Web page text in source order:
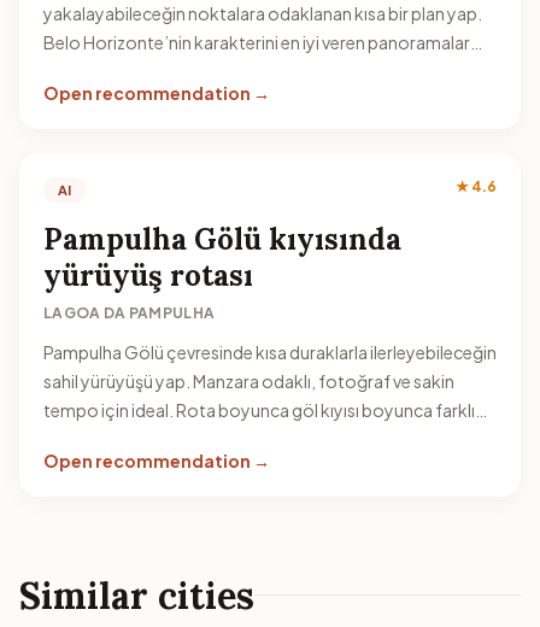
yakalayabileceğin noktalara odaklanan kısa bir plan yap.
Belo Horizonte’nin karakterini en iyi veren panoramalar
Open recommendation →
AI ★ 4.6
Pampulha Gölü kıyısında
yürüyüş rotası
LAGOA DA PAMPULHA
Pampulha Gölü çevresinde kısa duraklarla ilerleyebileceğin
sahil yürüyüşü yap. Manzara odaklı, fotoğraf ve sakin
tempo için ideal. Rota boyunca göl kıyısı boyunca farklı
Open recommendation →
Similar cities